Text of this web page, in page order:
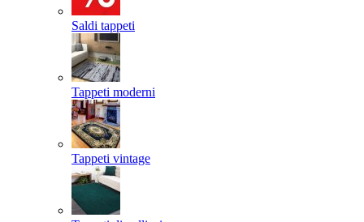
Saldi tappeti
Tappeti moderni
Tappeti vintage